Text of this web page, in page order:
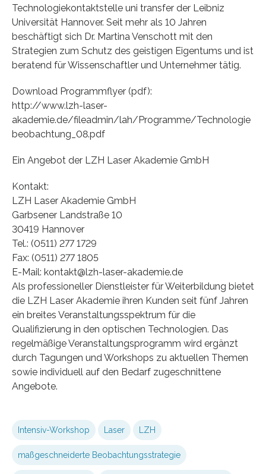
Technologiekontaktstelle uni transfer der Leibniz
Universität Hannover. Seit mehr als 10 Jahren
beschäftigt sich Dr. Martina Venschott mit den
Strategien zum Schutz des geistigen Eigentums und ist
beratend für Wissenschaftler und Unternehmer tätig.
Download Programmflyer (pdf):
http://www.lzh-laser-
akademie.de/fileadmin/lah/Programme/Technologie
beobachtung_08.pdf
Ein Angebot der LZH Laser Akademie GmbH
Kontakt:
LZH Laser Akademie GmbH
Garbsener Landstraße 10
30419 Hannover
Tel.: (0511) 277 1729
Fax: (0511) 277 1805
E-Mail: kontakt@lzh-laser-akademie.de
Als professioneller Dienstleister für Weiterbildung bietet
die LZH Laser Akademie ihren Kunden seit fünf Jahren
ein breites Veranstaltungsspektrum für die
Qualifizierung in den optischen Technologien. Das
regelmäßige Veranstaltungsprogramm wird ergänzt
durch Tagungen und Workshops zu aktuellen Themen
sowie individuell auf den Bedarf zugeschnittene
Angebote.
Intensiv-Workshop Laser LZH
maßgeschneiderte Beobachtungsstrategie